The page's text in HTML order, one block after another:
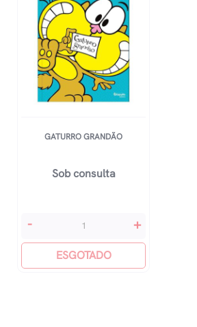
GATURRO GRANDÃO
Sob consulta
Gaturro
quantidade
- +
ESGOTADO